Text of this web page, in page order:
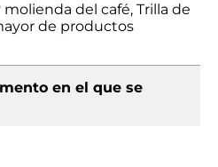
del café, Trilla de
de productos
en el que se